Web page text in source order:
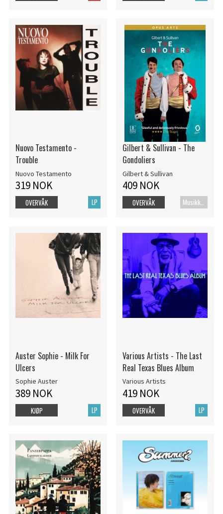
Nuovo Testamento -
Trouble
Nuovo Testamento
319 NOK
LP
OVERVÅK
Gilbert & Sullivan - The
Gondoliers
Gilbert & Sullivan
409 NOK
MusikkDVD
OVERVÅK
Auster Sophie - Milk For
Ulcers
Sophie Auster
389 NOK
LP
KJØP
Various Artists - The Last
Real Texas Blues Album
Various Artists
419 NOK
LP
OVERVÅK